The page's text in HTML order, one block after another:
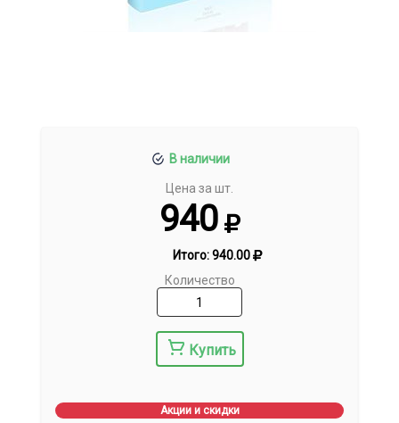
В наличии
Цена за шт.
940
Итого:940.00
Количество
Купить
Акции и скидки